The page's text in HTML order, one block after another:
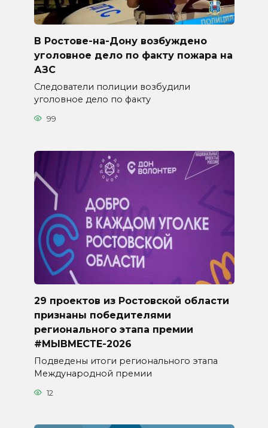
В Ростове-на-Дону возбуждено
уголовное дело по факту пожара на
АЗС
Следователи полиции возбудили
уголовное дело по факту
99
29 проектов из Ростовской области
признаны победителями
регионального этапа премии
#МЫВМЕСТЕ-2026
Подведены итоги регионального этапа
Международной премии
12